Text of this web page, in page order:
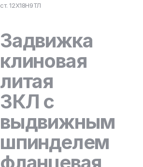
ст. 12Х18Н9ТЛ
Задвижка
клиновая
литая
ЗКЛ с
выдвижным
шпинделем